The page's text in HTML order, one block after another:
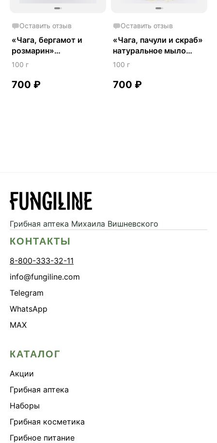
Оставить отзыв
«Чага, бергамот и
розмарин»
натуральное мыло
100 г
700 ₽
Оставить отзыв
«Чага, пачули и скраб»
натуральное мыло
ручной работы
100 г
700 ₽
Грибная аптека Михаила Вишневского
КОНТАКТЫ
8-800-333-32-11
info@fungiline.com
Telegram
WhatsApp
MAX
КАТАЛОГ
Акции
Грибная аптека
Наборы
Грибная косметика
Грибное питание